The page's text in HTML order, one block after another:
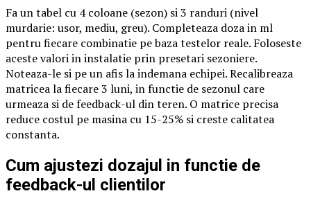
Fa un tabel cu 4 coloane (sezon) si 3 randuri (nivel
murdarie: usor, mediu, greu). Completeaza doza in ml
pentru fiecare combinatie pe baza testelor reale. Foloseste
aceste valori in instalatie prin presetari sezoniere.
Noteaza-le si pe un afis la indemana echipei. Recalibreaza
matricea la fiecare 3 luni, in functie de sezonul care
urmeaza si de feedback-ul din teren. O matrice precisa
reduce costul pe masina cu 15-25% si creste calitatea
constanta.
Cum ajustezi dozajul in functie de
feedback-ul clientilor